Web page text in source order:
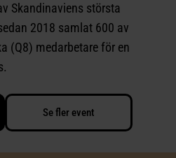
Skandinaviens största
2018 samlat 600 av
(Q8) medarbetare för en
Se fler event